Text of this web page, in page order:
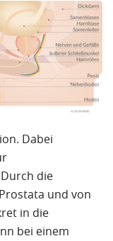
Dabei
die
und von
in die
bei einem